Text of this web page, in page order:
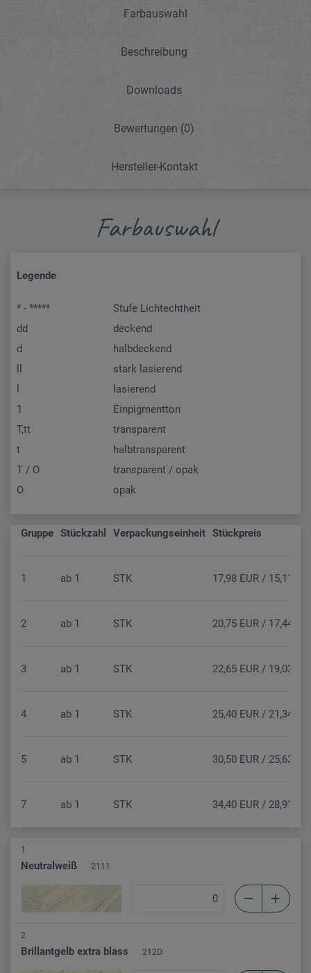
Farbauswahl
Beschreibung
Downloads
Bewertungen (0)
Hersteller-Kontakt
Farbauswahl
Legende
* - *****
Stufe Lichtechtheit
dd
deckend
d
halbdeckend
stark lasierend
lasierend
1
Einpigmentton
T,tt
transparent
t
halbtransparent
T / O
transparent / opak
O
opak
Gruppe Stückzahl Verpackungseinheit Stückpreis
1 ab 1 STK 17,98 EUR / 15,11
2 ab 1 STK 20,75 EUR / 17,44
3 ab 1 STK 22,65 EUR / 19,03
4 ab 1 STK 25,40 EUR / 21,34
5 ab 1 STK 30,50 EUR / 25,63
7 ab 1 STK 34,40 EUR / 28,91
1
Neutralweiß 2111
2
Brillantgelb extra blass 212D